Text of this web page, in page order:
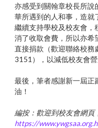
亦感受到關翰章校長所說
華所遇到的人和事，造
繼續支持學校及校友會，
消了收取會費，所以亦希
直接捐款（歡迎聯絡校務
3151），以減低校友會營
最後，筆者感謝新一屆正
油！
編按：歡迎到校友會網
https://